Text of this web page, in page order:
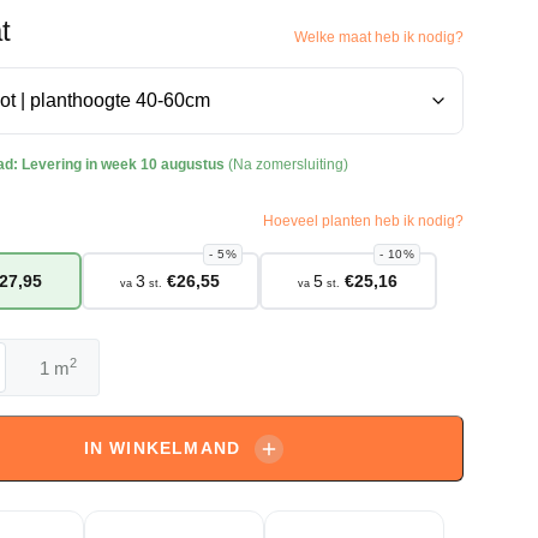
Welke maat heb ik nodig?
Levering in week 10 augustus (Na zomersluiting)
Hoeveel planten heb ik nodig?
27,95 va3 st. €26,55
5%
va5 st. €25,16
10%
m2
IN WINKELMAND